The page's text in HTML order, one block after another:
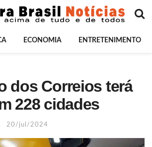
ECONOMIA ENTRETENIMENTO
dos Correios terá
228 cidades
20/jul/2024